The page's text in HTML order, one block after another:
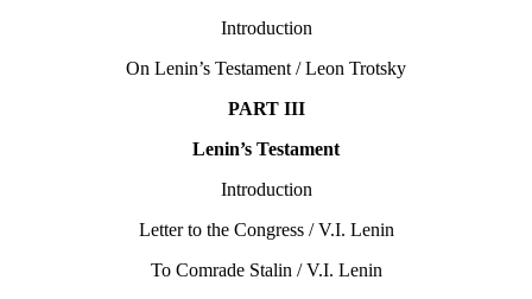
Introduction
On Lenin’s Testament / Leon Trotsky
PART III
Lenin’s Testament
Introduction
Letter to the Congress / V.I. Lenin
To Comrade Stalin / V.I. Lenin